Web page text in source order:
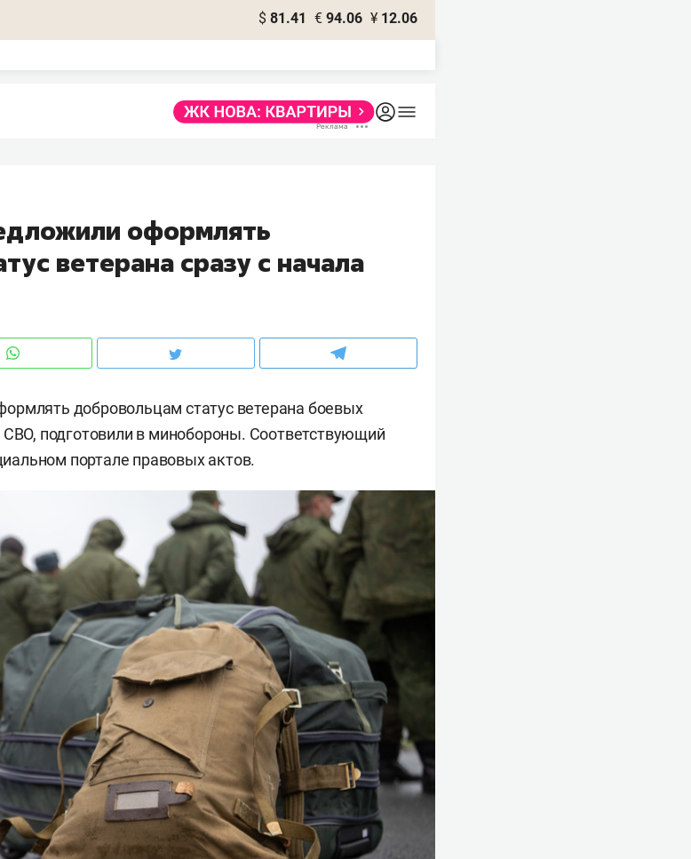
$ 81.41 € 94.06 ¥ 12.06
оформлять
ветерана сразу с начала
добровольцам статус ветерана боевых
СВО, подготовили в минобороны. Соответствующий
портале правовых актов.